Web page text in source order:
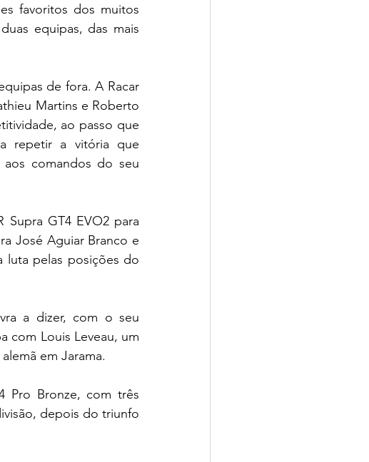
favoritos dos muitos
equipas, das mais
de fora. A Racar
Martins e Roberto
ao passo que
repetir a vitória que
comandos do seu
GT4 EVO2 para
José Aguiar Branco e
luta pelas posições do
a dizer, com o seu
com Louis Leveau, um
em Jarama.
Pro Bronze, com três
depois do triunfo